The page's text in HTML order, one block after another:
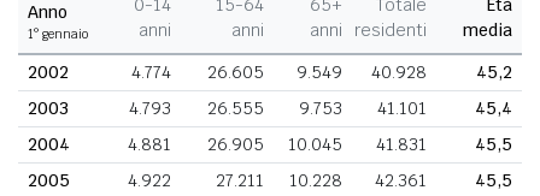
Anno
1° gennaio
0-14
anni
15-64
anni
65+
anni
Totale
residenti
Età
media
2002
4.774 26.605 9.549 40.928
45,2
2003
4.793 26.555 9.753 41.101
45,4
2004
4.881 26.905 10.045 41.831
45,5
2005
4.922 27.211 10.228 42.361
45,5